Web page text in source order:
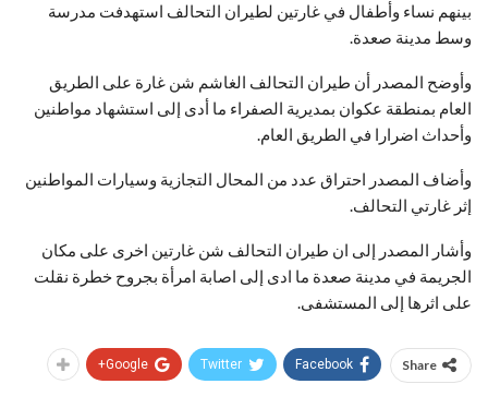
بينهم نساء وأطفال في غارتين لطيران التحالف استهدفت مدرسة
وسط مدينة صعدة.
وأوضح المصدر أن طيران التحالف الغاشم شن غارة على الطريق
العام بمنطقة عكوان بمديرية الصفراء ما أدى إلى استشهاد مواطنين
وأحداث اضرارا في الطريق العام.
وأضاف المصدر احتراق عدد من المحال التجازية وسيارات المواطنين
إثر غارتي التحالف.
وأشار المصدر إلى ان طيران التحالف شن غارتين اخرى على مكان
الجريمة في مدينة صعدة ما ادى إلى اصابة امرأة بجروح خطرة نقلت
على اثرها إلى المستشفى.
Share
Facebook
Twitter
Google+